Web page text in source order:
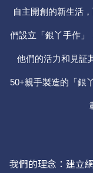
自主開創的新生活
們設立「銀丫手作」
他們的活力和見証
50+親手製造的「銀
我們的理念：建立